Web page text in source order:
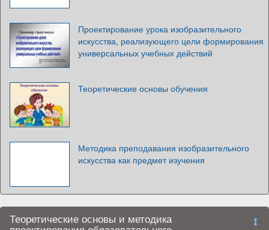
Проектирование урока изобразительного
искусства, реализующего цели формирования
универсальных учебных действий
Теоретические основы обучения
Методика преподавания изобразительного
искусства как предмет изучения
Теоретические основы и методика